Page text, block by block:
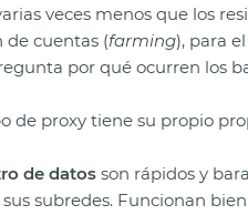
veces menos que los
de cuentas (farming), para
por qué ocurren los
de proxy tiene su propio
de datos son rápidos y
subredes. Funcionan